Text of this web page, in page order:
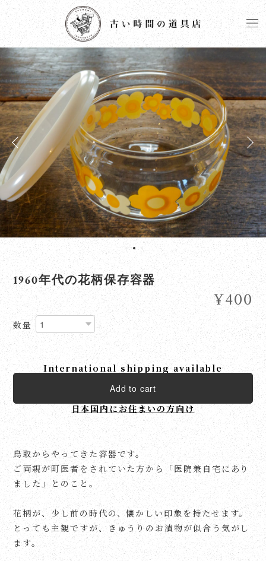
1960年代の花柄保存容器
¥400
数量
International shipping available
Add to cart
日本国内にお住まいの方向け
鳥取からやってきた容器です。
ご両親が町医者をされていた方から「医院兼自宅にあり
ました」とのこと。
花柄が、少し前の時代の、懐かしい印象を持たせます。
とっても主観ですが、きゅうりのお漬物が似合う気がし
ます。